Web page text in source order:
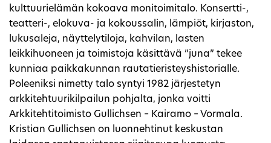
kulttuurielämän kokoava monitoimitalo. Konsertti-,
teatteri-, elokuva- ja kokoussalin, lämpiöt, kirjaston,
lukusaleja, näyttelytiloja, kahvilan, lasten
leikkihuoneen ja toimistoja käsittävä ”juna” tekee
kunniaa paikkakunnan rautatieristeyshistorialle.
Poleeniksi nimetty talo syntyi 1982 järjestetyn
arkkitehtuurikilpailun pohjalta, jonka voitti
Arkkitehtitoimisto Gullichsen – Kairamo – Vormala.
Kristian Gullichsen on luonnehtinut keskustan